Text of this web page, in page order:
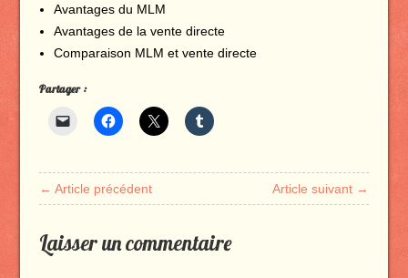
Avantages du MLM
Avantages de la vente directe
Comparaison MLM et vente directe
Partager :
← Article précédent Article suivant →
Laisser un commentaire